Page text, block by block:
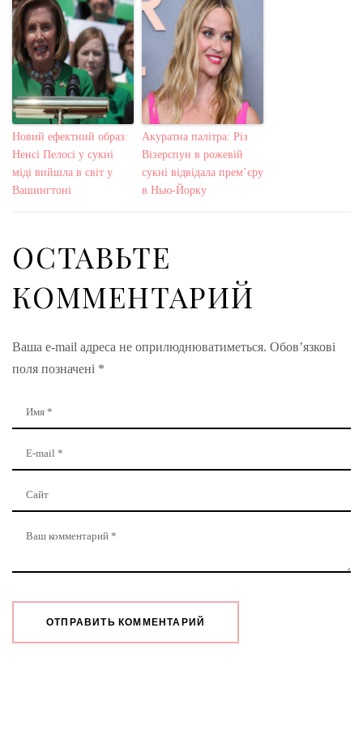
Новий ефектний образ:
Ненсі Пелосі у сукні
міді вийшла в світ у
Вашингтоні
Акуратна палітра: Різ
Візерспун в рожевій
сукні відвідала прем’єру
в Нью-Йорку
ОСТАВЬТЕ
КОММЕНТАРИЙ
Ваша e-mail адреса не оприлюднюватиметься. Обов’язкові
поля позначені *